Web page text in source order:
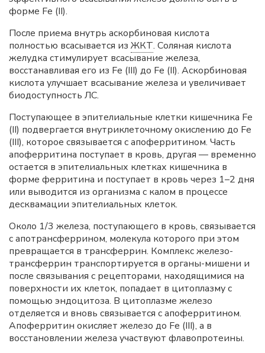
форме Fe (II).
После приема внутрь аскорбиновая кислота
полностью всасывается из ЖКТ. Соляная кислота
желудка стимулирует всасывание железа,
восстанавливая его из Fe (III) дo Fe (II). Аскорбиновая
кислота улучшает всасывание железа и увеличивает
биодоступность ЛС.
Поступающее в эпителиальные клетки кишечника Fe
(II) подвергается внутриклеточному окислению до Fe
(III), которое связывается с апоферритином. Часть
апоферритина поступает в кровь, другая — временно
остается в эпителиальных клетках кишечника в
форме ферритина и поступает в кровь через 1–2 дня
или выводится из организма с калом в процессе
десквамации эпителиальных клеток.
Около 1/3 железа, поступающего в кровь, связывается
с апотрансферрином, молекула которого при этом
превращается в трансферрин. Комплекс железо-
трансферрин транспортируется в органы-мишени и
после связывания с рецепторами, находящимися на
поверхности их клеток, попадает в цитоплазму с
помощью эндоцитоза. В цитоплазме железо
отделяется и вновь связывается с апоферритином.
Апоферритин окисляет железо до Fe (III), а в
восстановлении железа участвуют флавопротеины.